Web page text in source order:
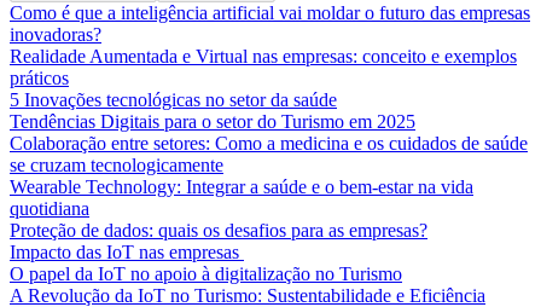
Como é que a inteligência artificial vai moldar o futuro das empresas
inovadoras?
Realidade Aumentada e Virtual nas empresas: conceito e exemplos
práticos
5 Inovações tecnológicas no setor da saúde
Tendências Digitais para o setor do Turismo em 2025
Colaboração entre setores: Como a medicina e os cuidados de saúde
se cruzam tecnologicamente
Wearable Technology: Integrar a saúde e o bem-estar na vida
quotidiana
Proteção de dados: quais os desafios para as empresas?
Impacto das IoT nas empresas
O papel da IoT no apoio à digitalização no Turismo
A Revolução da IoT no Turismo: Sustentabilidade e Eficiência